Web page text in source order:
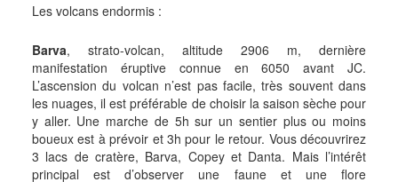
Les volcans endormis :
Barva, strato-volcan, altitude 2906 m, dernière
manifestation éruptive connue en 6050 avant JC.
L’ascension du volcan n’est pas facile, très souvent dans
les nuages, il est préférable de choisir la saison sèche pour
y aller. Une marche de 5h sur un sentier plus ou moins
boueux est à prévoir et 3h pour le retour. Vous découvrirez
3 lacs de cratère, Barva, Copey et Danta. Mais l’intérêt
principal est d’observer une faune et une flore